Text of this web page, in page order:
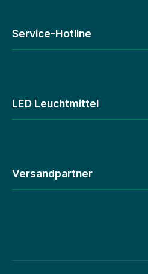
Service-Hotline
LED Leuchtmittel
Versandpartner